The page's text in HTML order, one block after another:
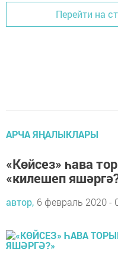
Перейти на
АРЧА ЯҢАЛЫКЛАРЫ
«Көйсез» һава
«килешеп
автор, 6 февраль 2020 -